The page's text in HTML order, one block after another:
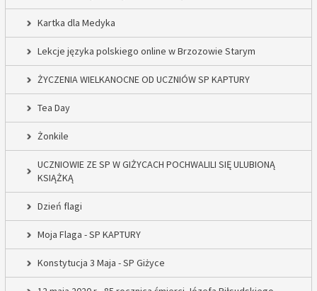
Kartka dla Medyka
Lekcje języka polskiego online w Brzozowie Starym
ŻYCZENIA WIELKANOCNE OD UCZNIÓW SP KAPTURY
Tea Day
Żonkile
UCZNIOWIE ZE SP W GIŻYCACH POCHWALILI SIĘ ULUBIONĄ
KSIĄŻKĄ
Dzień flagi
Moja Flaga - SP KAPTURY
Konstytucja 3 Maja - SP Giżyce